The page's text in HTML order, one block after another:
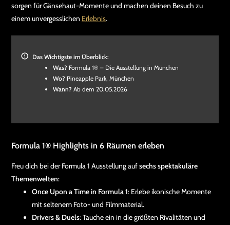
sorgen für Gänsehaut-Momente und machen deinen Besuch zu
einem unvergesslichen Erlebnis.
Das Wichtigste im Überblick:
Was? Formula 1® – Die Ausstellung in München
Wo? Pineapple Park, München
Wann? Ab dem 20.05.2026
Formula 1® Highlights in 6 Räumen erleben
Freu dich bei der Formula 1 Ausstellung aufsechs spektakuläre
Themenwelten:
Once Upon a Time in Formula 1: Erlebe ikonische Momente
mit seltenem Foto- und Filmmaterial.
Drivers & Duels: Tauche ein in die größten Rivalitäten und